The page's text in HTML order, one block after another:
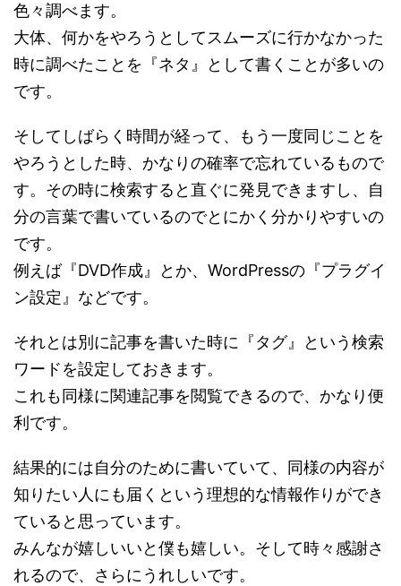
色々調べます。
大体、何かをやろうとしてスムーズに行かなかった
時に調べたことを『ネタ』として書くことが多いの
です。
そしてしばらく時間が経って、もう一度同じことを
やろうとした時、かなりの確率で忘れているもので
す。その時に検索すると直ぐに発見できますし、自
分の言葉で書いているのでとにかく分かりやすいの
です。
例えば『DVD作成』とか、WordPressの『プラグイ
ン設定』などです。
それとは別に記事を書いた時に『タグ』という検索
ワードを設定しておきます。
これも同様に関連記事を閲覧できるので、かなり便
利です。
結果的には自分のために書いていて、同様の内容が
知りたい人にも届くという理想的な情報作りができ
ていると思っています。
みんなが嬉しいいと僕も嬉しい。そして時々感謝さ
れるので、さらにうれしいです。